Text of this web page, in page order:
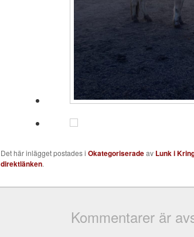
Det här inlägget postades iOkategoriseradeav Lunk i
direktlänken.
Kommentarer är